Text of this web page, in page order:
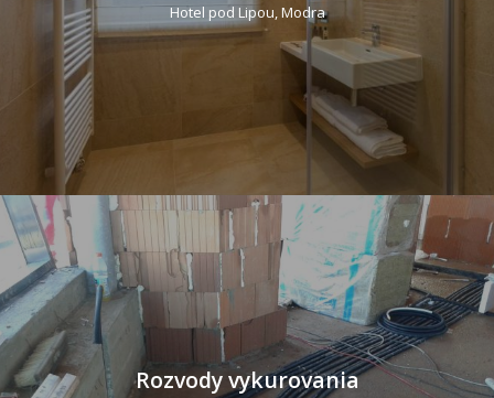
Hotel pod Lipou, Modra
Rozvody vykurovania